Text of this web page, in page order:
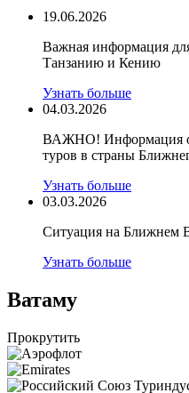
19.06.2026
Важная информация
Танзанию и Кению
Узнать больше
04.03.2026
ВАЖНО! Информация о
туров в страны
Узнать больше
03.03.2026
Ситуация на Ближнем
Узнать больше
Ватаму
Прокрутить